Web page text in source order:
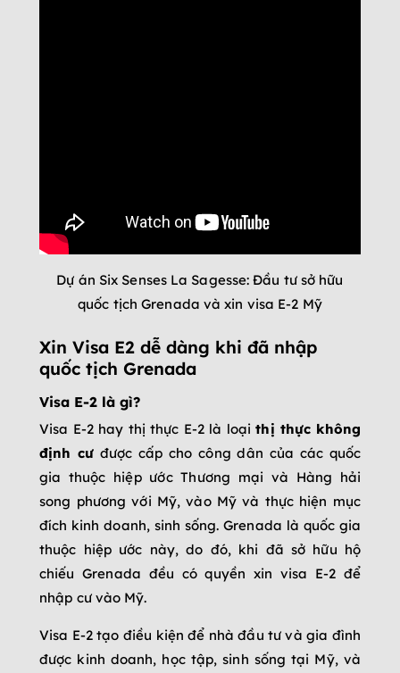
Dự án Six Senses La Sagesse: Đầu tư sở hữu
quốc tịch Grenada và xin visa E-2 Mỹ
Xin Visa E2 dễ dàng khi đã nhập
quốc tịch Grenada
Visa E-2 là gì?
Visa E-2 hay thị thực E-2 là loạithị thực không
định cư được cấp cho công dân của các quốc
gia thuộc hiệp ước Thương mại và Hàng hải
song phương với Mỹ, vào Mỹ và thực hiện mục
đích kinh doanh, sinh sống. Grenada là quốc gia
thuộc hiệp ước này, do đó, khi đã sở hữu hộ
chiếu Grenada đều có quyền xin visa E-2 để
nhập cư vào Mỹ.
Visa E-2 tạo điều kiện để nhà đầu tư và gia đình
được kinh doanh, học tập, sinh sống tại Mỹ, và